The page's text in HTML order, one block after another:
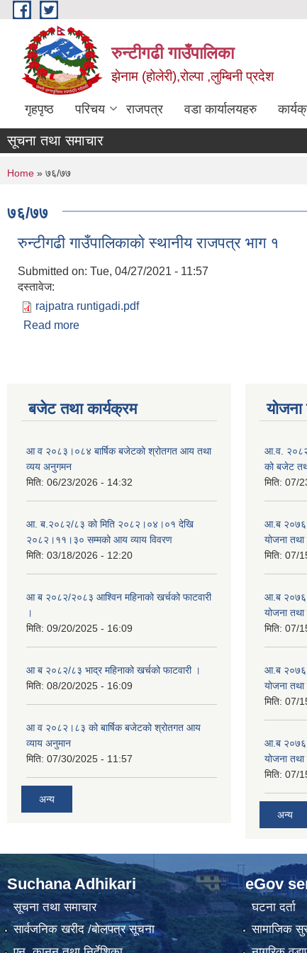
Skip to main content
रुन्टीगढी गाउँपालिका
झेनाम (होलेरी),रोल्पा ,लुम्बिनी प्रदेश
गृहपृष्ठ परिचय राजपत्र वडा कार्यालयहरु
सूचना तथा समाचार
You are here
Home » ७६/७७
७६/७७
रुन्टीगढी गाउँपालिकाकाे स्थानीय राजपत्र भाग १‍
Submitted on: Tue, 04/27/2021 - 11:57
दस्तावेज:
rajpatra runtigadi.pdf
Read more
बजेट तथा कार्यक्रम
आ व २०८३।०८४ बार्षिक बजेटको श्रोतगत आय तथा
व्यय अनुगमन
मिति: 06/23/2026 - 14:32
आ. ब.२०८२/८३ को मिति २०८२।०४।०१ देखि
२०८२।११।३० सम्मको आय व्याय विवरण
मिति: 03/18/2026 - 12:20
आ ब २०८२/२०८३ आश्विन महिनाको खर्चको फाटवारी
।
मिति: 09/20/2025 - 16:09
आ ब २०८२/८३ भाद्र महिनाको खर्चको फाटवारी ।
मिति: 08/20/2025 - 16:09
आ व २०८२।८३ को बार्षिक बजेटको श्रोतगत आय
व्याय अनुमान
मिति: 07/30/2025 - 11:57
अन्य
योजना
आ.व.
को बजेट
मिति: 07/
आ.ब
योजना
मिति: 07/
आ.ब
योजना
मिति: 07/
आ.ब
योजना
मिति: 07/
आ.ब
योजना
मिति: 07/
अन्य
Suchana Adhikari
सूचना तथा समाचार
सार्वजनिक खरीद /बोलपत्र सूचना
eGov
घटना दर्ता
सामाजिक